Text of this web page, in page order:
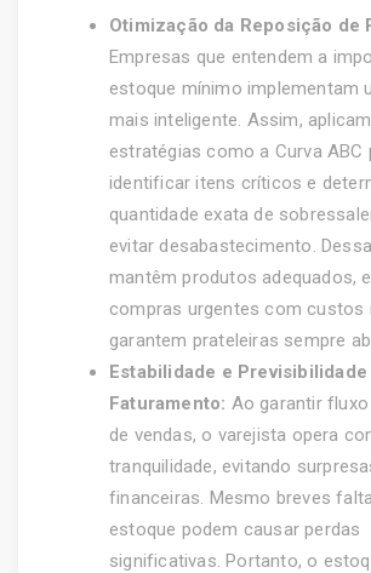
Otimização da Reposição de
Empresas que entendem a
estoque mínimo implementam
mais inteligente. Assim, aplicam
estratégias como a Curva ABC
identificar itens críticos e
quantidade exata de
evitar desabastecimento.
mantêm produtos adequados,
compras urgentes com custos
garantem prateleiras sempre
Estabilidade e Previsibilidade
Faturamento: Ao garantir
de vendas, o varejista opera
tranquilidade, evitando
financeiras. Mesmo breves
estoque podem causar perdas
significativas. Portanto, o